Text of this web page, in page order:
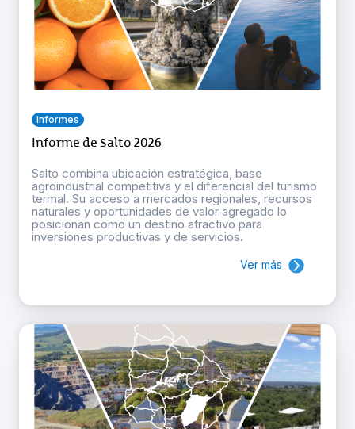
Informes
Informe de Salto 2026
Salto combina ubicación estratégica, base
agroindustrial competitiva y el diferencial del turismo
termal. Su acceso a mercados regionales, recursos
naturales y oportunidades de valor agregado lo
posicionan como un destino atractivo para
inversiones productivas y de servicios.
Ver más